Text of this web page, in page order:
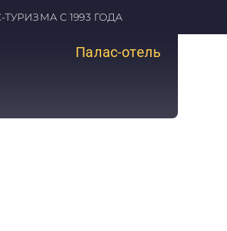
С 1993 ГОДА
Палас-отель